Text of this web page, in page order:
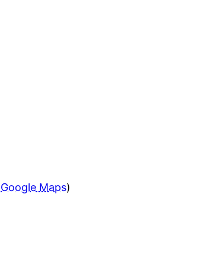
Google Maps)